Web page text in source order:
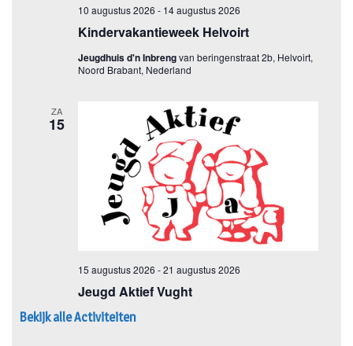
Bekijk alle Activiteiten